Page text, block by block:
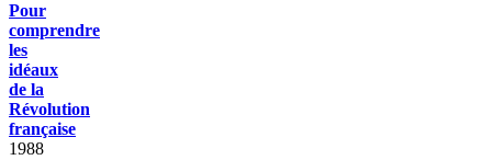
Pour
comprendre
les
idéaux
de la
Révolution
française
1988